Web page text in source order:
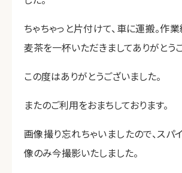
ちゃちゃっと片付けて、車に運搬。作
麦茶を一杯いただきましてありがとう
この度はありがとうございました。
またのご利用をおまちしております。
画像撮り忘れちゃいましたので、スパ
像のみ今撮影いたしました。